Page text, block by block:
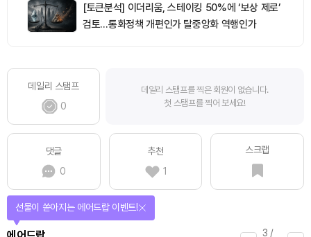
[토큰분석] 이더리움, 스테이킹 50%에 ‘보상 제로’
검토…통화정책 개편인가 탈중앙화 역행인가
데일리 스탬프
0
데일리 스탬프를 찍은 회원이 없습니다.
첫 스탬프를 찍어 보세요!
댓글
0
추천
1
스크랩
4 /
퀴즈풀고 선물 받자!